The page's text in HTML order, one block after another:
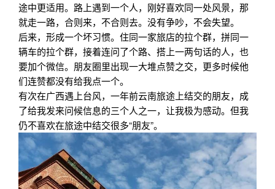
途中更适用。路上遇到一个人，刚好喜欢同一处风景，那
就走一路，合则来，不合则去。没有争吵，不会失望。
后来，形成一个坏习惯。住同一家旅店的拉个群，拼同一
辆车的拉个群，接着连问了个路、搭上一两句话的人，也
要加个微信。朋友圈里出现一大堆点赞之交，更多时候他
们连赞都没有给我点一个。
有次在广西遇上台风，一年前云南旅途上结交的朋友，成
了给我发来问候信息的三个人之一，让我极为感动。但我
仍不喜欢在旅途中结交很多“朋友”。